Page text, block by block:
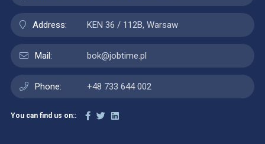
Address: KEN 36 / 112B, Warsaw
Mail: bok@jobtime.pl
Phone: +48 733 644 002
You can find us on::